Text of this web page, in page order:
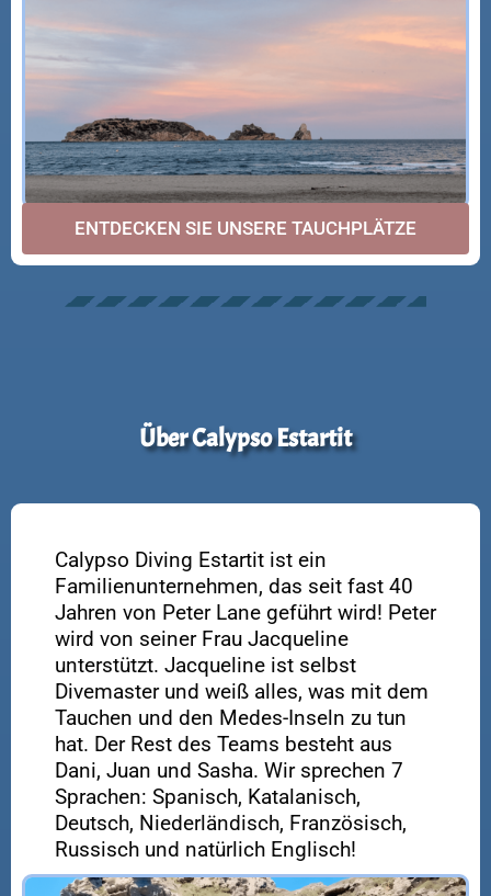
ENTDECKEN SIE UNSERE TAUCHPLÄTZE
Über Calypso Estartit
Calypso Diving Estartit ist ein
Familienunternehmen, das seit fast 40
Jahren von Peter Lane geführt wird! Peter
wird von seiner Frau Jacqueline
unterstützt. Jacqueline ist selbst
Divemaster und weiß alles, was mit dem
Tauchen und den Medes-Inseln zu tun
hat. Der Rest des Teams besteht aus
Dani, Juan und Sasha. Wir sprechen 7
Sprachen: Spanisch, Katalanisch,
Deutsch, Niederländisch, Französisch,
Russisch und natürlich Englisch!